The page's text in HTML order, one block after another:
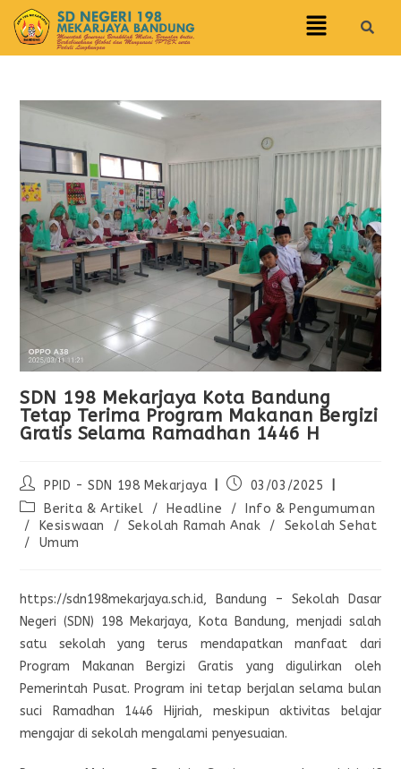
SDN 198 Mekarjaya Kota Bandung
Tetap Terima Program Makanan Bergizi
Gratis Selama Ramadhan 1446 H
PPID - SDN 198 Mekarjaya
03/03/2025
Berita & Artikel
/ Headline /
Info & Pengumuman
/
Kesiswaan / Sekolah Ramah Anak /
Sekolah Sehat
/
Umum
https://sdn198mekarjaya.sch.id, Bandung – Sekolah Dasar
Negeri (SDN) 198 Mekarjaya, Kota Bandung, menjadi salah
satu sekolah yang terus mendapatkan manfaat dari
Program Makanan Bergizi Gratis yang digulirkan oleh
Pemerintah Pusat. Program ini tetap berjalan selama bulan
suci Ramadhan 1446 Hijriah, meskipun aktivitas belajar
mengajar di sekolah mengalami penyesuaian.